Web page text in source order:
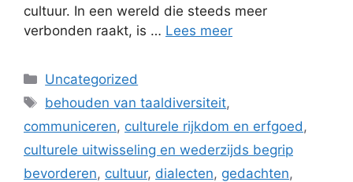
cultuur. In een wereld die steeds meer
verbonden raakt, is … Lees meer
Categorieën
Uncategorized
Tags
behouden van taaldiversiteit,
communiceren, culturele rijkdom en erfgoed,
culturele uitwisseling en wederzijds begrip
bevorderen, cultuur, dialecten, gedachten,